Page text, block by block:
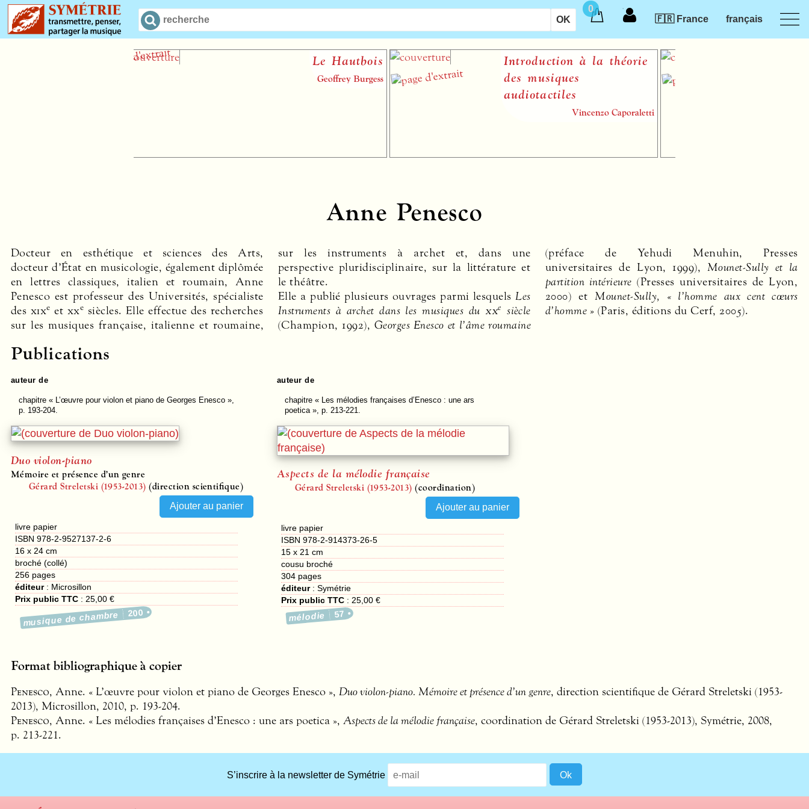
0
🇫🇷 France
français
Le Hautbois
Geoffrey Burgess
Introduction à la théorie
des musiques
audiotactiles
Vincenzo Caporaletti
Anne Penesco
Docteur en esthétique et sciences des Arts,
docteur d’État en musicologie, également diplômée
en lettres classiques, italien et roumain, Anne
Penesco est professeur des Universités, spécialiste
des xixe et xxe siècles. Elle effectue des recherches
sur les musiques française, italienne et roumaine,
sur les instruments à archet et, dans une
perspective pluridisciplinaire, sur la littérature et
le théâtre.
Elle a publié plusieurs ouvrages parmi lesquelsLes
Instruments à archet dans les musiques duxxe siècle
(Champion, 1992), Georges Enesco et l’âme roumaine
(préface de Yehudi Menuhin, Presses
universitaires de Lyon, 1999), Mounet-Sully et la
partition intérieure (Presses universitaires de Lyon,
2000) etMounet-Sully, « l’homme aux cent cœurs
d’homme » (Paris, éditions du Cerf, 2005).
Publications
auteur de
chapitre« L’œuvre pour violon et piano de Georges Enesco »,
p. 193-204.
Duo violon-piano
Mémoire et présence d’un genre
Gérard Streletski (1953-2013) (direction scientifique)
livre papier
ISBN 978-2-9527137-2-6
16 x 24 cm
broché (collé)
256 pages
éditeur: Microsillon
Prix public TTC : 25,00 €
musique de chambre 200
auteur de
chapitre« Les mélodies françaises d’Enesco : une ars
poetica », p. 213-221.
Aspects de la mélodie française
Gérard Streletski (1953-2013) (coordination)
livre papier
ISBN 978-2-914373-26-5
15 x 21 cm
cousu broché
304 pages
éditeur:Symétrie
Prix public TTC : 25,00 €
mélodie 57
Format bibliographique à copier
Penesco, Anne. « L’œuvre pour violon et piano de Georges Enesco », Duo violon-piano. Mémoire et présence d’un genre, direction scientifique de Gérard Streletski (1953-
2013), Microsillon, 2010, p. 193-204.
Penesco, Anne. « Les mélodies françaises d’Enesco : une ars poetica », Aspects de la mélodie française, coordination de Gérard Streletski (1953-2013), Symétrie, 2008,
p. 213-221.
S’inscrire à la newsletter de Symétrie